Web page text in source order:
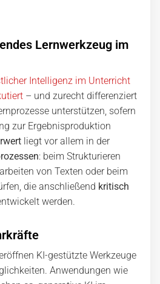
Lernwerkzeug im
Intelligenz im Unterricht
– und zurecht differenziert
unterstützen, sofern
zur Ergebnisproduktion
liegt vor allem in der
: beim Strukturieren
von Texten oder beim
die anschließend kritisch
werden.
KI-gestützte Werkzeuge
Anwendungen wie